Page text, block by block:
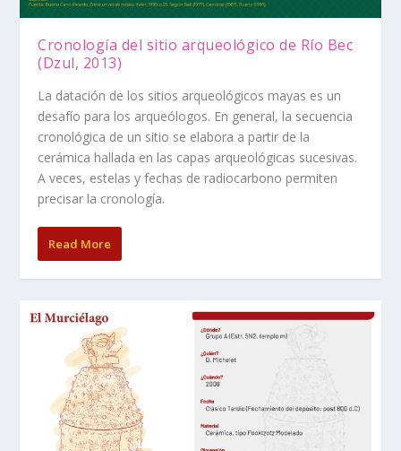
Cronología del sitio arqueológico de Río Bec
(Dzul, 2013)
La datación de los sitios arqueológicos mayas es un
desafío para los arqueólogos. En general, la secuencia
cronológica de un sitio se elabora a partir de la
cerámica hallada en las capas arqueológicas sucesivas.
A veces, estelas y fechas de radiocarbono permiten
precisar la cronología.
Read More